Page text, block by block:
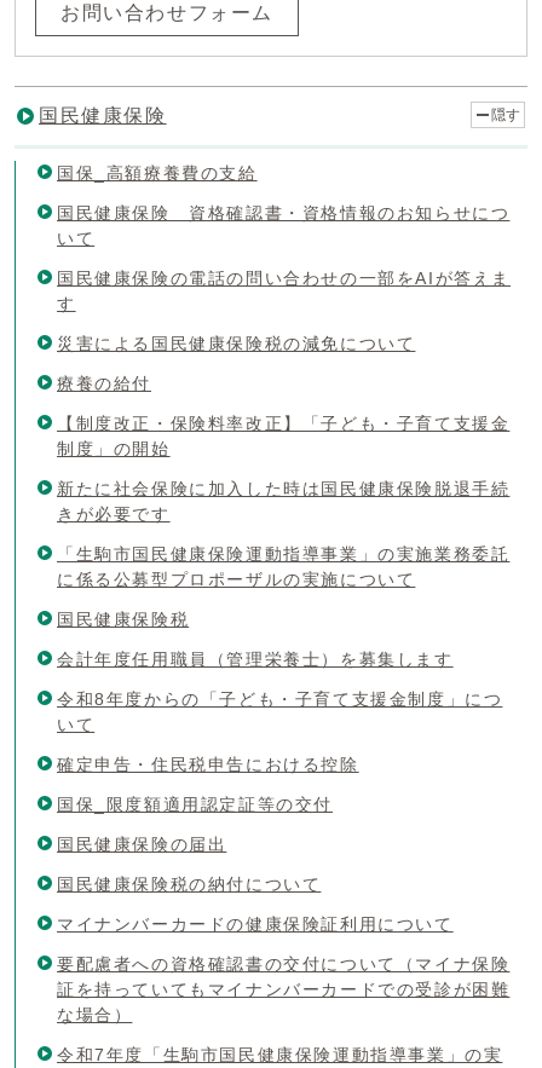
お問い合わせフォーム
国民健康保険 隠す
国保_高額療養費の支給
国民健康保険 資格確認書・資格情報のお知らせにつ
いて
国民健康保険の電話の問い合わせの一部をAIが答えま
す
災害による国民健康保険税の減免について
療養の給付
【制度改正・保険料率改正】「子ども・子育て支援金
制度」の開始
新たに社会保険に加入した時は国民健康保険脱退手続
きが必要です
「生駒市国民健康保険運動指導事業」の実施業務委託
に係る公募型プロポーザルの実施について
国民健康保険税
会計年度任用職員（管理栄養士）を募集します
令和8年度からの「子ども・子育て支援金制度」につ
いて
確定申告・住民税申告における控除
国保_限度額適用認定証等の交付
国民健康保険の届出
国民健康保険税の納付について
マイナンバーカードの健康保険証利用について
要配慮者への資格確認書の交付について（マイナ保険
証を持っていてもマイナンバーカードでの受診が困難
な場合）
令和7年度「生駒市国民健康保険運動指導事業」の実